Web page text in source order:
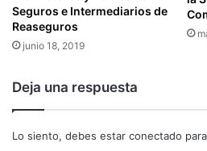
B
U
T
R
A
Seguros e Intermediarios de
Reaseguros
junio 18, 2019
Deja una respuesta
Lo siento, debes estar conectado